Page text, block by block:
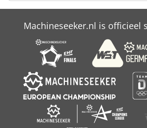
Machineseeker.nl is officieel